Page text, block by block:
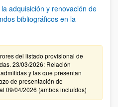
adquisición y renovación de
bibliográficos en la
del listado provisional de
23/03/2026: Relación
y las que presentan
de presentación de
09/04/2026 (ambos incluídos)